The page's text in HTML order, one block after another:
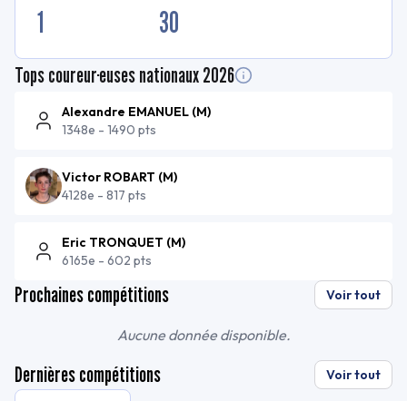
1 30
Tops coureur·euses nationaux2026
Alexandre EMANUEL (M)
1348e - 1490 pts
Victor ROBART (M)
4128e - 817 pts
Eric TRONQUET (M)
6165e - 602 pts
Prochaines compétitions Voir tout
Aucune donnée disponible.
Dernières compétitions Voir tout